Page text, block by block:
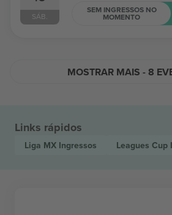
SÁB.
SEM INGRESSOS NO
MOMENTO
MOSTRAR MAIS - 8
Links rápidos
Liga MX Ingressos Leagues Cup